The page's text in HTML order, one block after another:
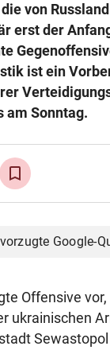
von
erst der
ist ein
am Sonntag.
Google-
Offensive
ukrainischen
Sewastopol